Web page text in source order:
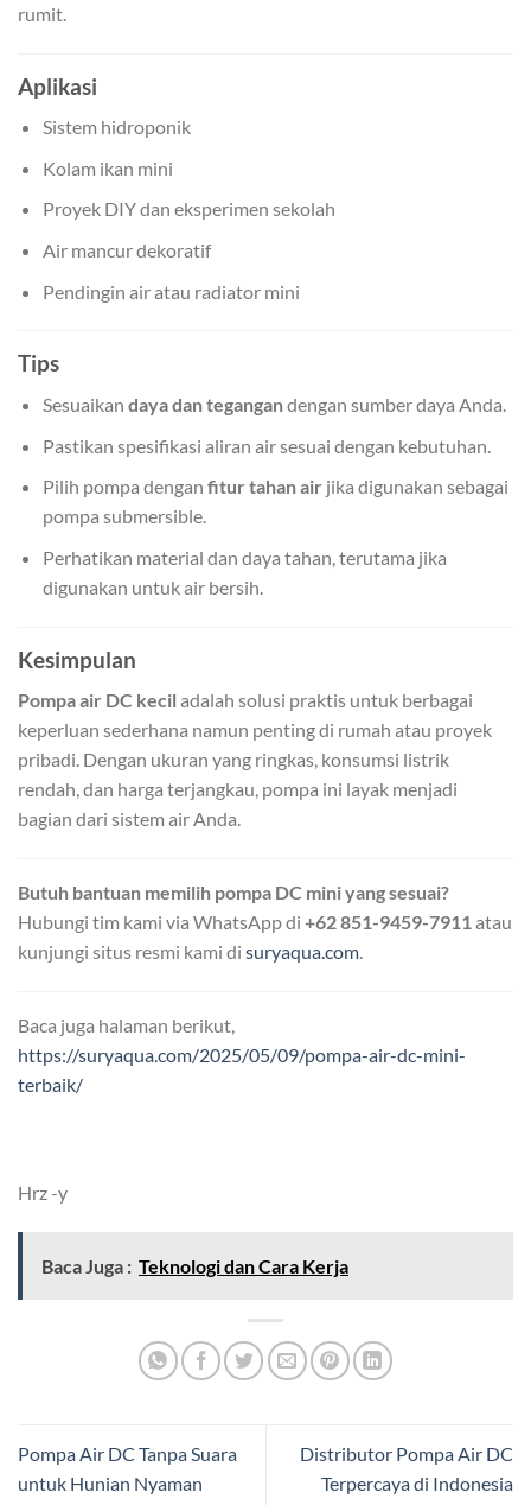
rumit.
Aplikasi
Sistem hidroponik
Kolam ikan mini
Proyek DIY dan eksperimen sekolah
Air mancur dekoratif
Pendingin air atau radiator mini
Tips
Sesuaikan daya dan tegangandengan sumber daya Anda.
Pastikan spesifikasi aliran air sesuai dengan kebutuhan.
Pilih pompa dengan fitur tahan air jika digunakan sebagai
pompa submersible.
Perhatikan material dan daya tahan, terutama jika
digunakan untuk air bersih.
Kesimpulan
Pompa air DC kecil adalah solusi praktis untuk berbagai
keperluan sederhana namun penting di rumah atau proyek
pribadi. Dengan ukuran yang ringkas, konsumsi listrik
rendah, dan harga terjangkau, pompa ini layak menjadi
bagian dari sistem air Anda.
Butuh bantuan memilih pompa DC mini yang sesuai?
Hubungi tim kami via WhatsApp di +62 851-9459-7911atau
kunjungi situs resmi kami di suryaqua.com.
Baca juga halaman berikut,
https://suryaqua.com/2025/05/09/pompa-air-dc-mini-
terbaik/
Hrz -y
Baca Juga : Teknologi dan Cara Kerja
Pompa Air DC Tanpa Suara
untuk Hunian Nyaman
Distributor Pompa Air DC
Terpercaya di Indonesia